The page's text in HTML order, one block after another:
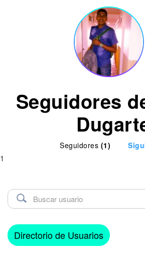
Seguidores
Seguidores (1)
1
Directorio de Usuarios